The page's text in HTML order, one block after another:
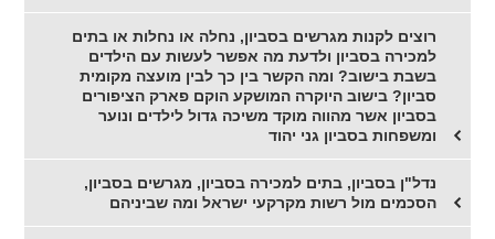
רוצים לקנות מגרשים בסביון, נחלה או נחלות או בתים
למכירה בסביון ולדעת מה אפשר לעשות עם הילדים
בשבת בישוב? ומה הקשר בין כך לבין מועצה מקומית
סביון? בישוב היוקרה המושקע הוקם פארק הציפורים
בסביון אשר מהווה מוקד משיכה גדול לילדים ונוער
ומשפחות בסביון גני יהוד
נדל"ן בסביון, בתים למכירה בסביון, מגרשים בסביון,
הסכמים מול רשות מקרקעי ישראל ומה שביניהם